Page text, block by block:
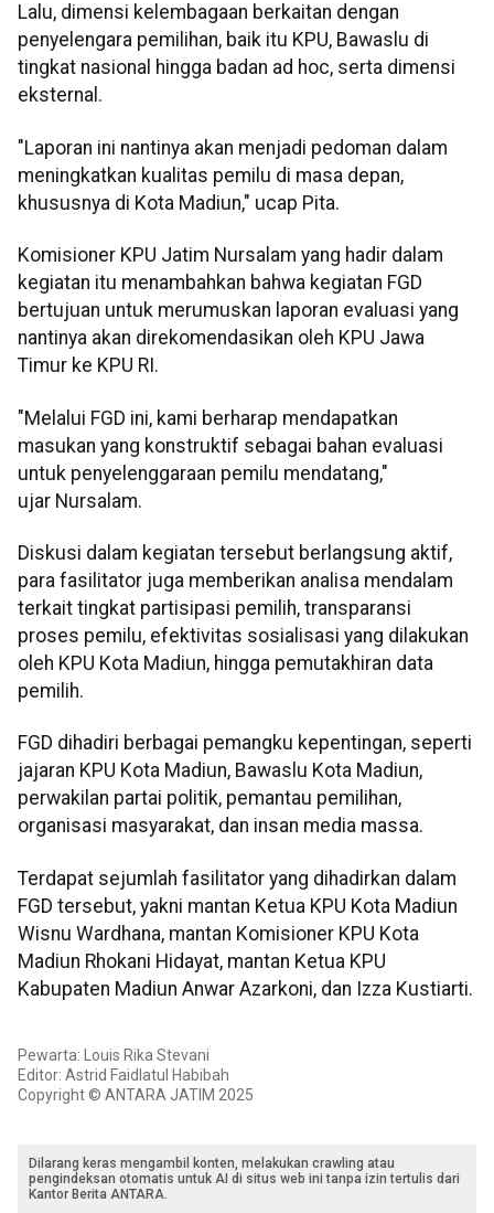
Lalu, dimensi kelembagaan berkaitan dengan
penyelengara pemilihan, baik itu KPU, Bawaslu di
tingkat nasional hingga badan ad hoc, serta dimensi
eksternal.
"Laporan ini nantinya akan menjadi pedoman dalam
meningkatkan kualitas pemilu di masa depan,
khususnya di Kota Madiun," ucap Pita.
Komisioner KPU Jatim Nursalam yang hadir dalam
kegiatan itu menambahkan bahwa kegiatan FGD
bertujuan untuk merumuskan laporan evaluasi yang
nantinya akan direkomendasikan oleh KPU Jawa
Timur ke KPU RI.
"Melalui FGD ini, kami berharap mendapatkan
masukan yang konstruktif sebagai bahan evaluasi
untuk penyelenggaraan pemilu mendatang,"
ujar Nursalam.
Diskusi dalam kegiatan tersebut berlangsung aktif,
para fasilitator juga memberikan analisa mendalam
terkait tingkat partisipasi pemilih, transparansi
proses pemilu, efektivitas sosialisasi yang dilakukan
oleh KPU Kota Madiun, hingga pemutakhiran data
pemilih.
FGD dihadiri berbagai pemangku kepentingan, seperti
jajaran KPU Kota Madiun, Bawaslu Kota Madiun,
perwakilan partai politik, pemantau pemilihan,
organisasi masyarakat, dan insan media massa.
Terdapat sejumlah fasilitator yang dihadirkan dalam
FGD tersebut, yakni mantan Ketua KPU Kota Madiun
Wisnu Wardhana, mantan Komisioner KPU Kota
Madiun Rhokani Hidayat, mantan Ketua KPU
Kabupaten Madiun Anwar Azarkoni, dan Izza Kustiarti.
Pewarta: Louis Rika Stevani
Editor: Astrid Faidlatul Habibah
Copyright © ANTARA JATIM 2025
Dilarang keras mengambil konten, melakukan crawling atau
pengindeksan otomatis untuk AI di situs web ini tanpa izin tertulis dari
Kantor Berita ANTARA.